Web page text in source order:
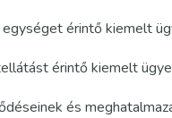
érintő kiemelt
érintő kiemelt
és